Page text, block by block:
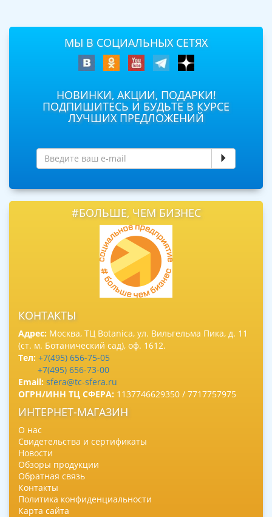
МЫ В СОЦИАЛЬНЫХ СЕТЯХ
НОВИНКИ, АКЦИИ, ПОДАРКИ!
ПОДПИШИТЕСЬ И БУДЬТЕ В КУРСЕ
ЛУЧШИХ ПРЕДЛОЖЕНИЙ
#БОЛЬШЕ, ЧЕМ БИЗНЕС
КОНТАКТЫ
Адрес: Москва, ТЦ Botanica, ул. Вильгельма Пика, д. 11
(ст. м. Ботанический сад), оф. 1612.
Тел: +7(495) 656-75-05
+7(495) 656-73-00
Email: sfera@tc-sfera.ru
ОГРН/ИНН ТЦ СФЕРА: 1137746629350 / 7717757975
ИНТЕРНЕТ-МАГАЗИН
О нас
Свидетельства и сертификаты
Новости
Обзоры продукции
Обратная связь
Контакты
Политика конфиденциальности
Карта сайта